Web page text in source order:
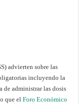
advierten sobre las
incluyendo la
de administrar las dosis
que elForo Económico